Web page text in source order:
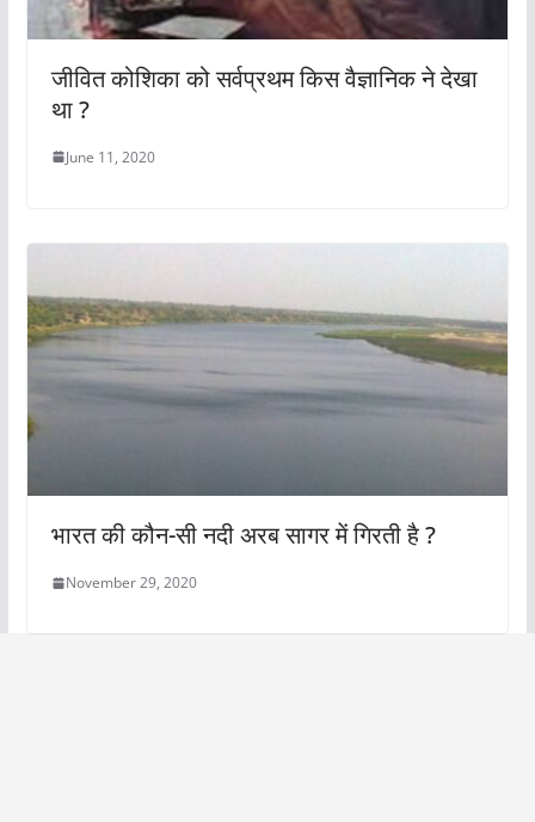
जीवित कोशिका को सर्वप्रथम किस वैज्ञानिक ने देखा
था ?
June 11, 2020
भारत की कौन-सी नदी अरब सागर में गिरती है ?
November 29, 2020